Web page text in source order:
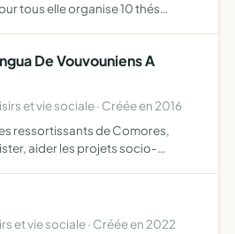
tous elle organise 10 thés
De Vouvouniens A
et vie sociale · Créée en 2016
ressortissants de Comores,
aider les projets socio-
et vie sociale · Créée en 2022